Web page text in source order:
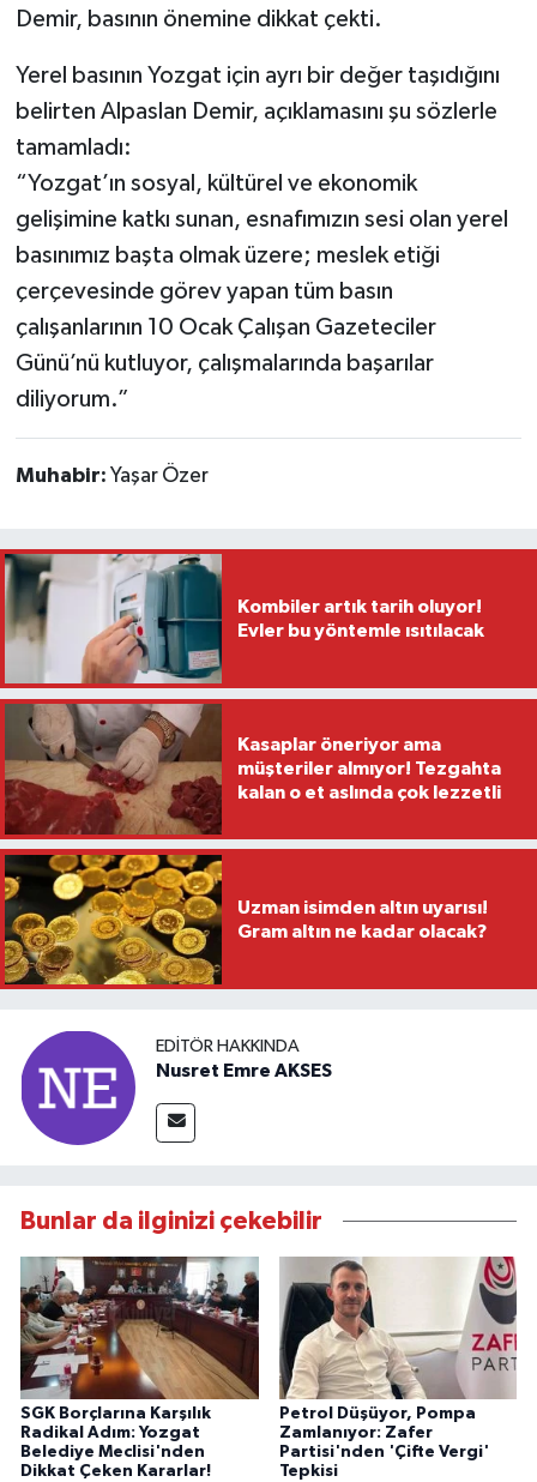
Demir, basının önemine dikkat çekti.
Yerel basının Yozgat için ayrı bir değer taşıdığını
belirten Alpaslan Demir, açıklamasını şu sözlerle
tamamladı:
“Yozgat’ın sosyal, kültürel ve ekonomik
gelişimine katkı sunan, esnafımızın sesi olan yerel
basınımız başta olmak üzere; meslek etiği
çerçevesinde görev yapan tüm basın
çalışanlarının 10 Ocak Çalışan Gazeteciler
Günü’nü kutluyor, çalışmalarında başarılar
diliyorum.”
Muhabir: Yaşar Özer
Kombiler artık tarih oluyor!
Evler bu yöntemle ısıtılacak
Kasaplar öneriyor ama
müşteriler almıyor! Tezgahta
kalan o et aslında çok lezzetli
Uzman isimden altın uyarısı!
Gram altın ne kadar olacak?
EDITÖR HAKKINDA
Nusret Emre AKSES
Bunlar da ilginizi çekebilir
SGK Borçlarına Karşılık
Radikal Adım: Yozgat
Belediye Meclisi'nden
Dikkat Çeken Kararlar!
Petrol Düşüyor, Pompa
Zamlanıyor: Zafer
Partisi'nden 'Çifte Vergi'
Tepkisi